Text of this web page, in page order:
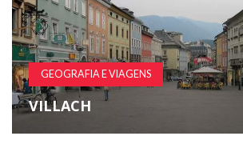
GEOGRAFIA E VIAGENS
VILLACH